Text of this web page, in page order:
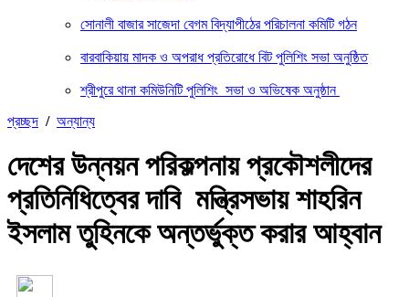
সোনালী বাজার সাজেদা বেগম বিদ্যাপীঠের পরিচালনা কমিটি গঠন
বারবাকিয়ায় মাদক ও অপরাধ প্রতিরোধে বিট পুলিশিং সভা অনুষ্ঠিত
শ্রীপুরে থানা কমিউনিটি পুলিশিং সভা ও অভিষেক অনুষ্ঠান
প্রচ্ছদ / অন্যান্য
দেশের উন্নয়ন পরিকল্পনায় প্রকৌশলীদের
প্রতিনিধিত্বের দাবি মন্ত্রিসভায় শাহরিন
ইসলাম তুহিনকে অন্তর্ভুক্ত করার আহ্বান